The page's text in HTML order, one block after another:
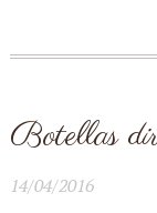
Botellas
14/04/2016